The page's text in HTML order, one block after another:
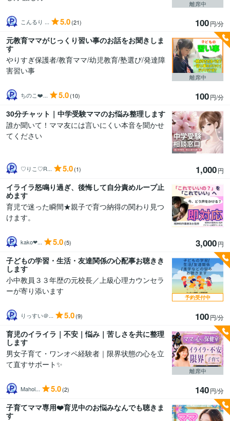
こんるり ... 5.0(21) 100円/分
離席中
元教育ママがじっくり習い事のお話をお聞きしま
す
やりすぎ保護者/教育ママ/幼児教育/塾選び/発達障
害習い事
ちのこ❤️... 5.0(10) 100円/分
離席中
30分チャット｜中学受験ママのお悩み整理します
誰か聞いて！ママ友には言いにくい本音を聞かせ
てください
♡りこ♡R... 5.0(1) 1,000円
イライラ怒鳴り過ぎ、後悔して自分責めループ止
めます
育児で迷った瞬間★親子で育つ納得の関わり見つ
けます。
kako❤... 5.0(5) 3,000円
子どもの学習・生活・友達関係の心配事お聴きき
します
小中教員３３年歴の元校長／上級心理カウンセラ
ーが寄り添います
りっすい＠... 5.0(9) 100円/分
予約受付中
育児のイライラ｜不安｜悩み｜苦しさを共に整理
します
男女子育て・ワンオペ経験者｜限界状態の心を立
て直すサポート✨
Mahol... 5.0(2) 140円/分
離席中
子育てママ専用❤️育児中のお悩みなんでも聴きま
す